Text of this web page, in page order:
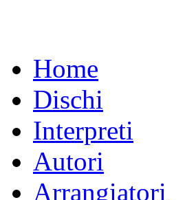
Home
Dischi
Interpreti
Autori
Arrangiatori